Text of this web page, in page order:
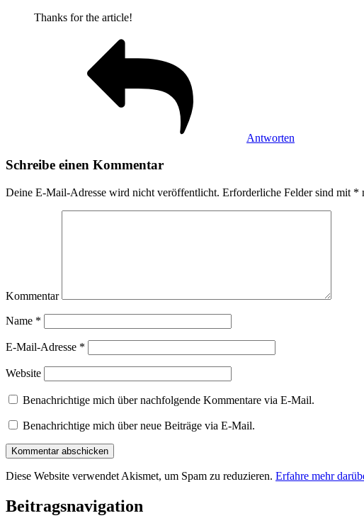
Thanks for the article!
Antworten
Schreibe einen Kommentar
Deine E-Mail-Adresse wird nicht veröffentlicht. Erforderliche Felder sind mit *
Kommentar
Name *
E-Mail-Adresse *
Website
Benachrichtige mich über nachfolgende Kommentare via E-Mail.
Benachrichtige mich über neue Beiträge via E-Mail.
Diese Website verwendet Akismet, um Spam zu reduzieren. Erfahre mehr
Beitragsnavigation